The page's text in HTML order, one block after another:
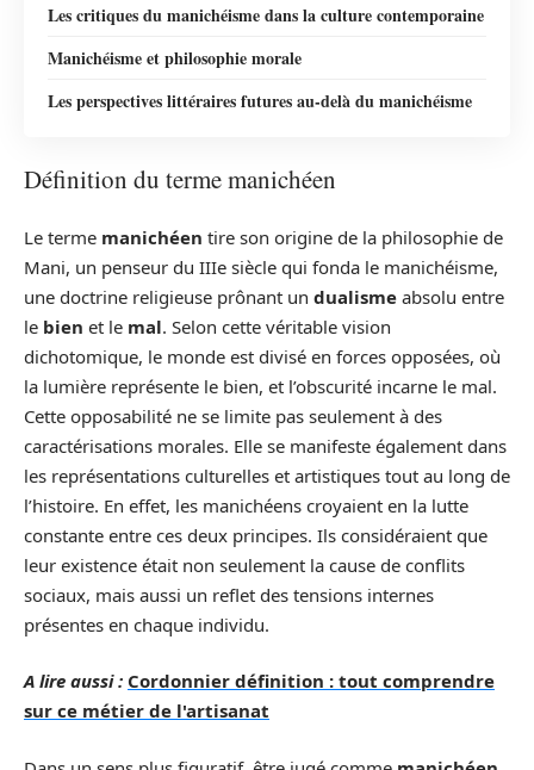
Les critiques du manichéisme dans la culture contemporaine
Manichéisme et philosophie morale
Les perspectives littéraires futures au-delà du manichéisme
Définition du terme manichéen
Le terme manichéen tire son origine de la philosophie de
Mani, un penseur du IIIe siècle qui fonda le manichéisme,
une doctrine religieuse prônant un dualisme absolu entre
le bien et le mal. Selon cette véritable vision
dichotomique, le monde est divisé en forces opposées, où
la lumière représente le bien, et l’obscurité incarne le mal.
Cette opposabilité ne se limite pas seulement à des
caractérisations morales. Elle se manifeste également dans
les représentations culturelles et artistiques tout au long de
l’histoire. En effet, les manichéens croyaient en la lutte
constante entre ces deux principes. Ils considéraient que
leur existence était non seulement la cause de conflits
sociaux, mais aussi un reflet des tensions internes
présentes en chaque individu.
A lire aussi : Cordonnier définition : tout comprendre
sur ce métier de l'artisanat